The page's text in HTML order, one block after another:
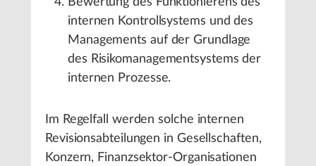
internen Kontrollsystems und des
Managements auf der Grundlage
des Risikomanagementsystems der
internen Prozesse.
Im Regelfall werden solche internen
Revisionsabteilungen in Gesellschaften,
Konzern, Finanzsektor-Organisationen